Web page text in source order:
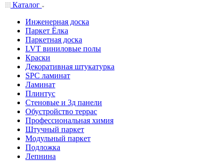
Каталог
Инженерная доска
Паркет Ёлка
Паркетная доска
LVT виниловые полы
Краски
Декоративная штукатурка
SPC ламинат
Ламинат
Плинтус
Стеновые и 3д панели
Обустройство террас
Профессиональная химия
Штучный паркет
Модульный паркет
Подложка
Лепнина